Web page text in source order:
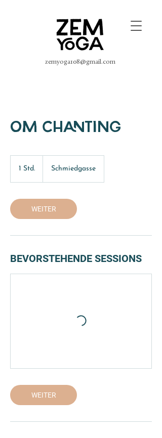
zemyoga108@gmail.com
OM CHANTING
1 Std.
d
Schmiedgasse
WEITER
BEVORSTEHENDE SESSIONS
WEITER